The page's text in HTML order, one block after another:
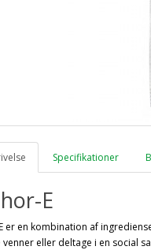
Specifikationer
E
er en kombination af
venner eller deltage i en social